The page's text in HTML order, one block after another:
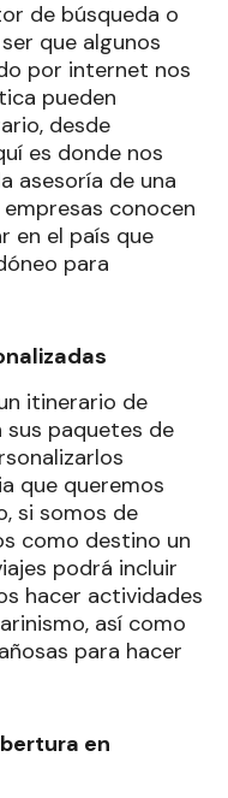
de búsqueda o
que algunos
por internet nos
pueden
desde
es donde nos
asesoría de una
conocen
en el país que
para
itinerario de
paquetes de
que queremos
si somos de
como destino un
podrá incluir
hacer actividades
así como
para hacer
en